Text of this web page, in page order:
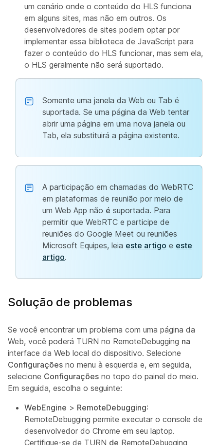
um cenário onde o conteúdo do HLS funciona
em alguns sites, mas não em outros. Os
desenvolvedores de sites podem optar por
implementar essa biblioteca de JavaScript para
fazer o conteúdo do HLS funcionar, mas sem ela,
o HLS geralmente não será suportado.
Somente uma janela da Web ou Tab é
suportada. Se uma página da Web tentar
abrir uma página em uma nova janela ou
Tab, ela substituirá a página existente.
A participação em chamadas do WebRTC
em plataformas de reunião por meio de
um Web App não é suportada. Para
permitir que WebRTC e participe de
reuniões do Google Meet ou reuniões
Microsoft Equipes, leia este artigo e este
artigo.
Solução de problemas
Se você encontrar um problema com uma página da
Web, você poderá TURN no RemoteDebugging na
interface da Web local do dispositivo. Selecione
Configurações no menu à esquerda e, em seguida,
selecione Configurações no topo do painel do meio.
Em seguida, escolha o seguinte:
WebEngine > RemoteDebugging:
RemoteDebugging permite executar o console de
desenvolvedor do Chrome em seu laptop.
Certifique-se de TURN de RemoteDebugging